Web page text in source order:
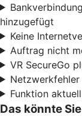
hinzugefügt
Keine
Auftrag nicht
VR SecureGo
Netzwerkfehler
Funktion
Das könnte